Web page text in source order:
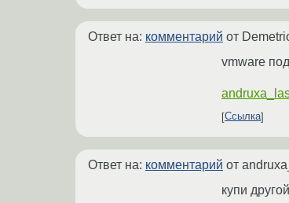
Ответ на: комментарий от
vmware
Ссылка
Ответ на: комментарий от
купи